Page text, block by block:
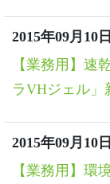
2015年09月10日
【業務用】速
ラVHジェル」
2015年09月10日
【業務用】環